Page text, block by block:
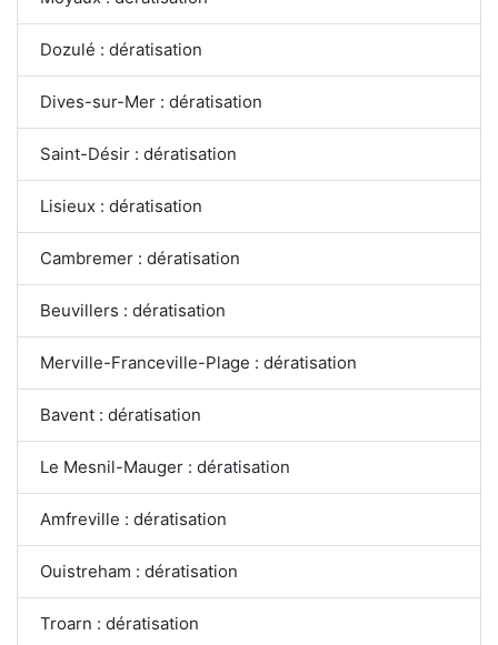
Dozulé : dératisation
Dives-sur-Mer : dératisation
Saint-Désir : dératisation
Lisieux : dératisation
Cambremer : dératisation
Beuvillers : dératisation
Merville-Franceville-Plage : dératisation
Bavent : dératisation
Le Mesnil-Mauger : dératisation
Amfreville : dératisation
Ouistreham : dératisation
Troarn : dératisation